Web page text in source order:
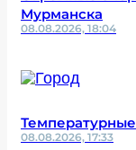
Мурманска
08.08.2026, 18:04
08.08.2026, 17:33